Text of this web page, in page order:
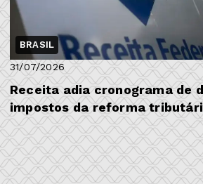
BRASIL
31/07/2026
Receita adia cronograma de
impostos da reforma